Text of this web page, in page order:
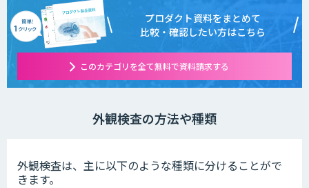
プロダクト資料をまとめて
比較・確認したい方はこちら
このカテゴリを全て無料で資料請求する
外観検査の方法や種類
外観検査は、主に以下のような種類に分けることがで
きます。